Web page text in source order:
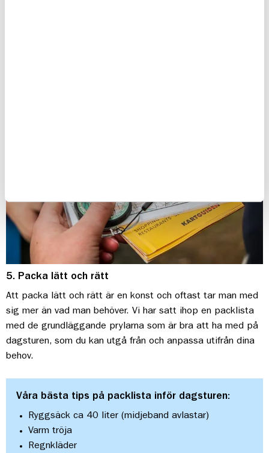
5. Packa lätt och rätt
Att packa lätt och rätt är en konst och oftast tar man med
sig mer än vad man behöver. Vi har satt ihop en packlista
med de grundläggande prylarna som är bra att ha med på
dagsturen, som du kan utgå från och anpassa utifrån dina
behov.
Våra bästa tips på packlista inför dagsturen:
Ryggsäck ca 40 liter (midjeband avlastar)
Varm tröja
Regnkläder